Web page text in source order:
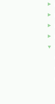
►
►
►
►
▼